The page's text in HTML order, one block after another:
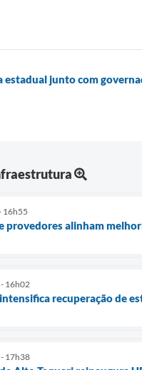
estadual junto com
16h55
provedores alinham
16h02
recuperação de
17h38